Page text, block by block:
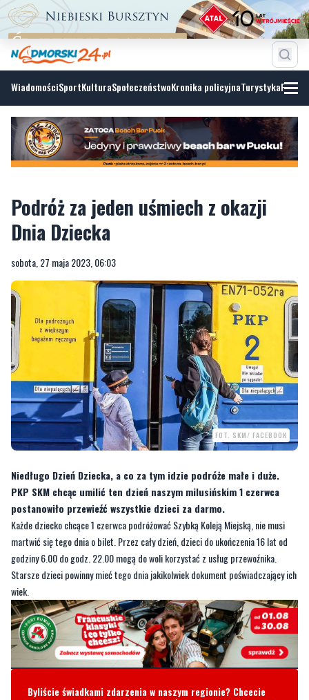
WiadomościSportKulturaSpołeczeństwoKronika policyjnaTurystyka
Podróż za jeden uśmiech z okazji
Dnia Dziecka
sobota, 27 maja 2023, 06:03
FOT. SKM/ FACEBOOK
Niedługo Dzień Dziecka, a co za tym idzie podróże małe i duże.
PKP SKM chcąc umilić ten dzień naszym milusińskim 1 czerwca
postanowiło przewieźć wszystkie dzieci za darmo.
Każde dziecko chcące 1 czerwca podróżować Szybką Koleją Miejską, nie musi
martwić się tego dnia o bilet. Przez cały dzień, dzieci do ukończenia 16 lat od
godziny 6.00 do godz. 22.00 mogą do woli korzystać z usług przewoźnika.
Starsze dzieci powinny mieć tego dnia jakikolwiek dokument poświadczający ich
wiek.
Byliście świadkami zdarzenia w naszym regionie? Chcecie